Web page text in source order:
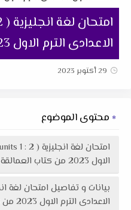
الاعدادى الترم الاول 2023 من كتاب العمالقة
29 أكتوبر 2023
محتوى الموضوع
الاول 2023 من كتاب العمالقة
الاعدادى الترم الاول 2023 من كتاب العمالقة :